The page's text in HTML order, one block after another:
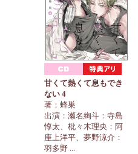
甘くて熱くて息もでき
ない 4
著：蜂巣
出演：瀬名絢斗：寺島
惇太、枇々木理央：阿
座上洋平、夢野涼介：
羽多野 ...